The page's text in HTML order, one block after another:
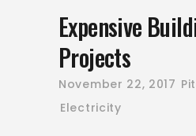
Expensive
Projects
November 22, 2017
Electricity